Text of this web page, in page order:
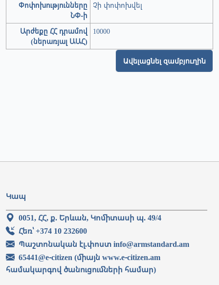
Փոփոխությունները
ՆՓ-ի
Չի փոփոխվել
Արժեքը ՀՀ դրամով
(ներառյալ ԱԱՀ)
10000
Ավելացնել զամբյուղին
Կապ
0051, ՀՀ, ք. Երևան, Կոմիտասի պ. 49/4
Հեռ՝ +374 10 232600
Պաշտոնական էլ.փոստ info@armstandard.am
65441@e-citizen (միայն www.e-citizen.am
համակարգով ծանուցումների համար)